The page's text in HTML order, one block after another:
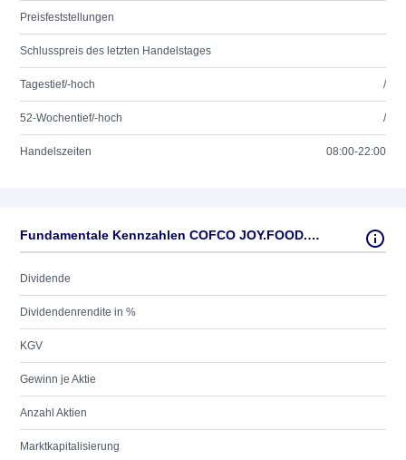
Preisfeststellungen
Schlusspreis des letzten Handelstages
Tagestief/-hoch /
52-Wochentief/-hoch /
Handelszeiten 08:00-22:00
Fundamentale Kennzahlen COFCO JOY.FOOD.DL-,000001
Dividende
Dividendenrendite in %
KGV
Gewinn je Aktie
Anzahl Aktien
Marktkapitalisierung